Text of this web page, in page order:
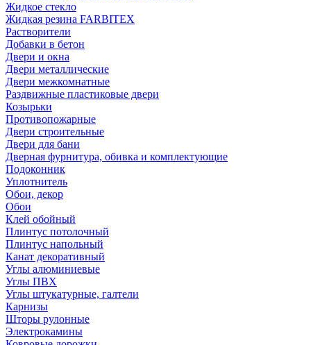
Жидкое стекло
Жидкая резина FARBITEX
Растворители
Добавки в бетон
Двери и окна
Двери металлические
Двери межкомнатные
Раздвижные пластиковые двери
Козырьки
Противопожарные
Двери строительные
Двери для бани
Дверная фурнитура, обивка и комплектующие
Подоконник
Уплотнитель
Обои, декор
Обои
Клей обойный
Плинтус потолочный
Плинтус напольный
Канат декоративный
Углы алюминиевые
Углы ПВХ
Углы штукатурные, галтели
Карнизы
Шторы рулонные
Электрокамины